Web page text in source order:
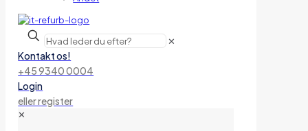
✕
Kontakt os!
+45 9340 0004
Login
eller register
✕